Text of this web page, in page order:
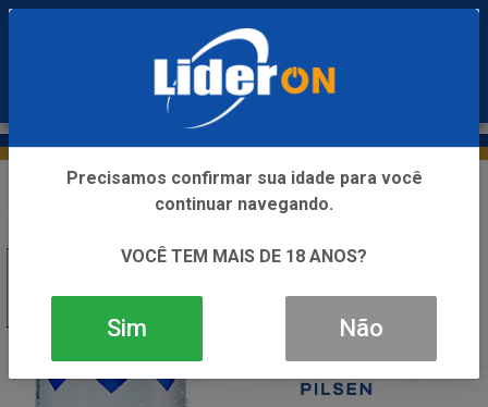
Precisamos confirmar sua idade para você
continuar navegando.
VOCÊ TEM MAIS DE 18 ANOS?
Sim Não